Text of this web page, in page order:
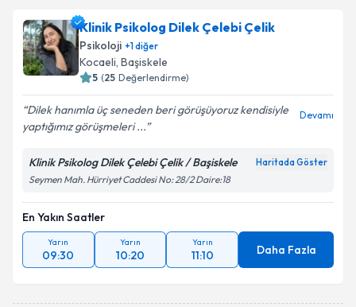
Klinik Psikolog Dilek Çelebi Çelik
Psikoloji +1diğer
Kocaeli, Başiskele
5 (25 Değerlendirme)
Dilek hanımla üç seneden beri görüşüyoruz kendisiyle
yaptığımız görüşmeleri ...
Devamı
Klinik Psikolog Dilek Çelebi Çelik / Başiskele Haritada Göster
Seymen Mah. Hürriyet Caddesi No: 28/2 Daire:18
En Yakın Saatler
Yarın
09:30
Yarın
10:20
Yarın
11:10 Daha Fazla